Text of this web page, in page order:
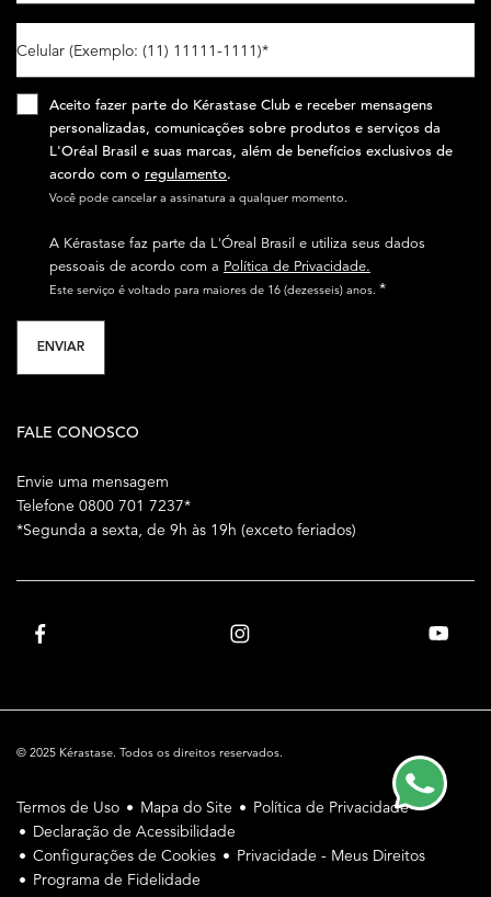
Celular (Exemplo: (11) 11111-1111)*
Aceito fazer parte do Kérastase Club e receber mensagens
personalizadas, comunicações sobre produtos e serviços da
L'Oréal Brasil e suas marcas, além de benefícios exclusivos de
acordo com o regulamento.​
Você pode cancelar a assinatura a qualquer momento.​
A Kérastase faz parte da L'Óreal Brasil e utiliza seus dados
pessoais de acordo com a Política de Privacidade.
Este serviço é voltado para maiores de 16 (dezesseis) anos. *
ENVIAR
FALE CONOSCO
Envie uma mensagem
Telefone 0800 701 7237*
*Segunda a sexta, de 9h às 19h (exceto feriados)
© 2025 Kérastase. Todos os direitos reservados.
Termos de Uso Mapa do Site
Política de Privacidade
Declaração de Acessibilidade
Configurações de Cookies
Privacidade - Meus Direitos
Programa de Fidelidade